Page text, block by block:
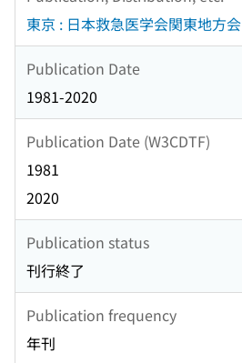
東京 : 日本救急医学会関東地方会
Publication Date
1981-2020
Publication Date (W3CDTF)
1981
2020
Publication status
刊行終了
Publication frequency
年刊